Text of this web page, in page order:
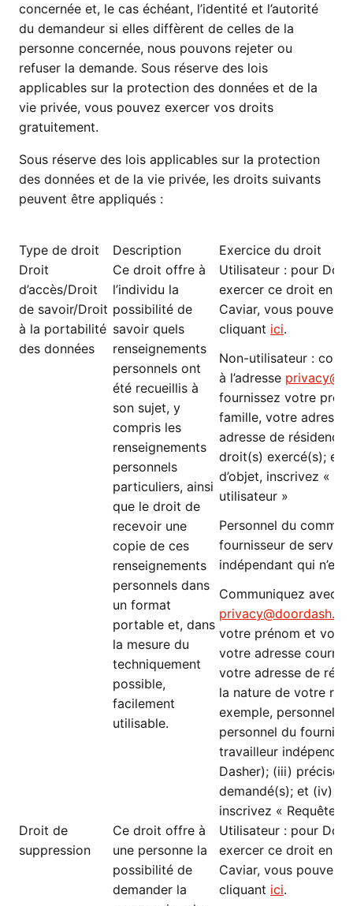
concernée et, le cas échéant, l’identité et l’autorité
du demandeur si elles diffèrent de celles de la
personne concernée, nous pouvons rejeter ou
refuser la demande. Sous réserve des lois
applicables sur la protection des données et de la
vie privée, vous pouvez exercer vos droits
gratuitement.
Sous réserve des lois applicables sur la protection
des données et de la vie privée, les droits suivants
peuvent être appliqués :
Type de droit Description
Exercice du droit
Droit
d’accès/Droit
de savoir/Droit
à la portabilité
des données
Ce droit offre à
l’individu la
possibilité de
savoir quels
renseignements
personnels ont
été recueillis à
son sujet, y
compris les
renseignements
personnels
particuliers, ainsi
que le droit de
recevoir une
copie de ces
renseignements
personnels dans
un format
portable et, dans
la mesure du
techniquement
possible,
facilement
utilisable.
Utilisateur : pour
exercer ce droit en
Caviar, vous pouvez
cliquant ici.
Non-utilisateur :
à l’adresse
fournissez votre
famille, votre
adresse de
droit(s) exercé(s); et
d’objet, inscrivez «
utilisateur »
Personnel du
fournisseur de
indépendant qui n’est
Communiquez avec
votre prénom et
votre adresse
votre adresse de
la nature de votre
exemple, personnel
personnel du
travailleur
Dasher); (iii) précisez
demandé(s); et (iv)
inscrivez « Requête
Droit de
suppression
Ce droit offre à
une personne la
possibilité de
demander la
Utilisateur : pour
exercer ce droit en
Caviar, vous pouvez
cliquant ici.